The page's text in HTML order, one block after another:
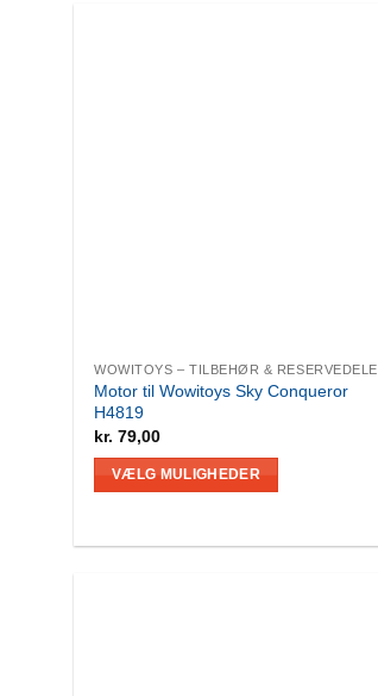
WOWITOYS – TILBEHØR & RESERVEDELE
Motor til Wowitoys Sky Conqueror
H4819
kr. 79,00
VÆLG MULIGHEDER